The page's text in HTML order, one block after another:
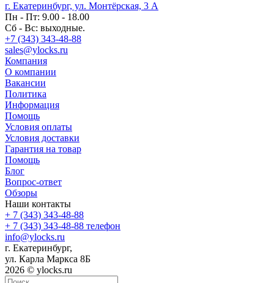
г. Екатеринбург, ул. Монтёрская, 3 А
Пн - Пт: 9.00 - 18.00
Сб - Вс: выходные.
+7 (343) 343-48-88
sales@ylocks.ru
Компания
О компании
Вакансии
Политика
Информация
Помощь
Условия оплаты
Условия доставки
Гарантия на товар
Помощь
Блог
Вопрос-ответ
Обзоры
Наши контакты
+ 7 (343) 343-48-88
+ 7 (343) 343-48-88 телефон
info@ylocks.ru
г. Екатеринбург,
ул. Карла Маркса 8Б
2026 © ylocks.ru